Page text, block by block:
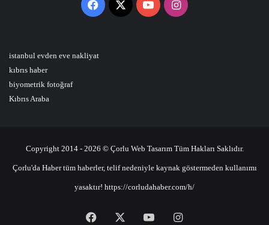
Facebook
X YouTubeInstagram
istanbul evden eve nakliyat
kıbrıs haber
biyometrik fotoğraf
Kıbrıs Araba
Copyright 2014 - 2026 © Çorlu Web Tasarım Tüm Hakları Saklıdır.
Çorlu'da Haber tüm haberler, telif nedeniyle kaynak göstermeden kullanımı
yasaktır! https://corludahaber.com/h/
Facebook YouTubeInstagram